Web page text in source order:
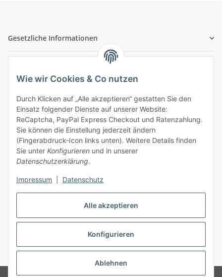
Alle akzeptieren
Konfigurieren
Ablehnen
Wie wir Cookies & Co nutzen
Durch Klicken auf „Alle akzeptieren“ gestatten Sie den
Einsatz folgender Dienste auf unserer Website:
ReCaptcha, PayPal Express Checkout und Ratenzahlung.
Sie können die Einstellung jederzeit ändern
(Fingerabdruck-Icon links unten). Weitere Details finden
Sie unter Konfigurieren und in unserer
Datenschutzerklärung.
Impressum Datenschutz
Gesetzliche Informationen
Zahlung & Versand
Vertrag widerrufen
* Alle Preise inkl. gesetzlicher USt., inkl.Versand